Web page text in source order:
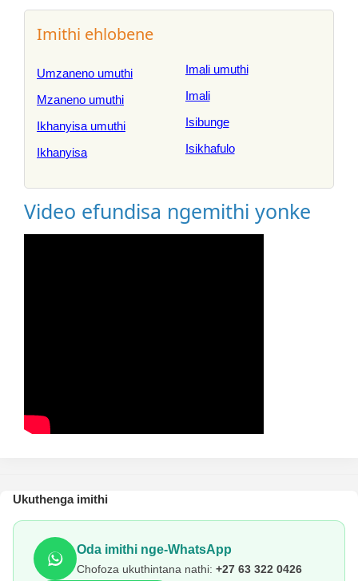
Imithi ehlobene
Umzaneno umuthi
Mzaneno umuthi
Ikhanyisa umuthi
Ikhanyisa
Imali umuthi
Imali
Isibunge
Isikhafulo
Video efundisa ngemithi yonke
Ukuthenga imithi
Oda imithi nge-WhatsApp
Chofoza ukuthintana nathi: +27 63 322 0426